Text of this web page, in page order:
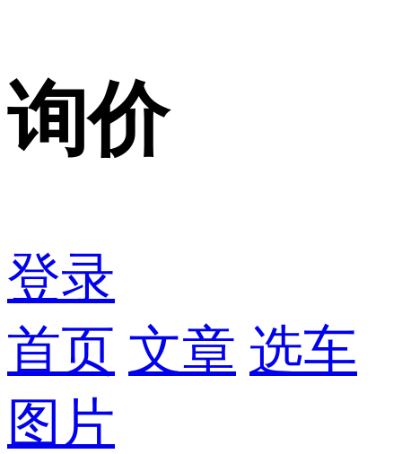
询价
登录
首页 文章 选车
图片